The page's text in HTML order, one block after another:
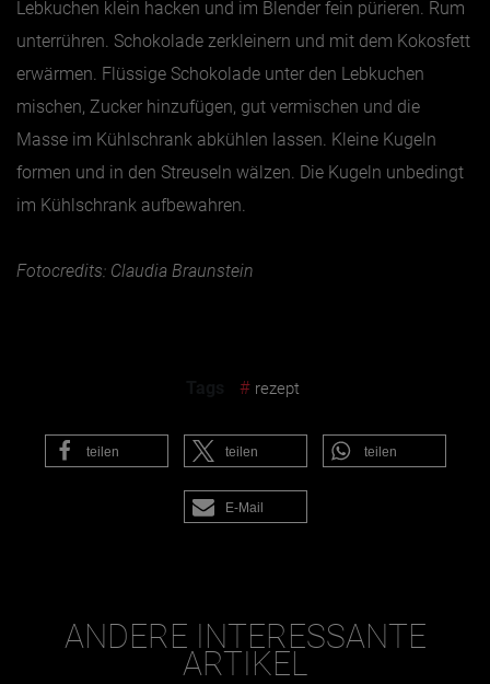
Lebkuchen klein hacken und im Blender fein pürieren. Rum
unterrühren. Schokolade zerkleinern und mit dem Kokosfett
erwärmen. Flüssige Schokolade unter den Lebkuchen
mischen, Zucker hinzufügen, gut vermischen und die
Masse im Kühlschrank abkühlen lassen. Kleine Kugeln
formen und in den Streuseln wälzen. Die Kugeln unbedingt
im Kühlschrank aufbewahren.
Fotocredits: Claudia Braunstein
# rezept
teilen teilen teilen
E-Mail
ANDERE INTERESSANTE
ARTIKEL